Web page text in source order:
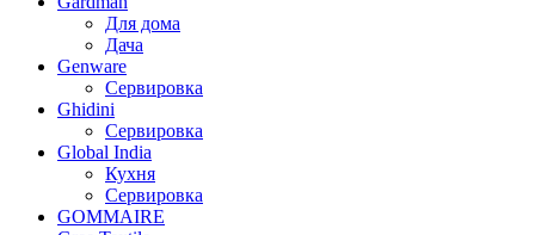
Для дома
Дача
Genware
Сервировка
Ghidini
Сервировка
Global India
Кухня
Сервировка
GOMMAIRE